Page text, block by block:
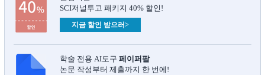
SCI저널투고 패키지 40% 할인!
지금 할인 받으러>
학술 전용 AI도구 페이퍼팔
논문 작성부터 제출까지 한 번에!